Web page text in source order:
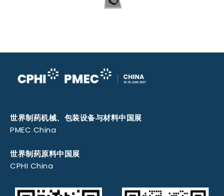
世界制药机械、包装设备与材料中国展
PMEC China
世界制药原料中国展
CPHI China